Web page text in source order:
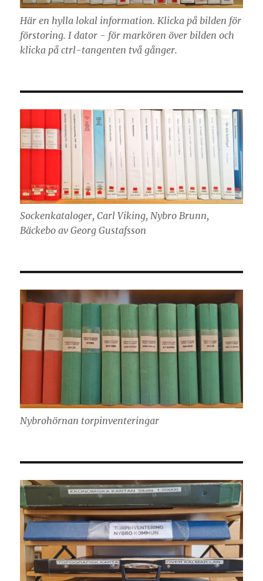
Här en hylla lokal information. Klicka på bilden för
förstoring. I dator - för markören över bilden och
klicka på ctrl-tangenten två gånger.
Sockenkataloger, Carl Viking, Nybro Brunn,
Bäckebo av Georg Gustafsson
Nybrohörnan torpinventeringar